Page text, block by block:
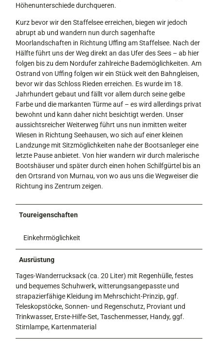
Höhenunterschiede durchqueren.
Kurz bevor wir den Staffelsee erreichen, biegen wir jedoch
abrupt ab und wandern nun durch sagenhafte
Moorlandschaften in Richtung Uffing am Staffelsee. Nach der
Hälfte führt uns der Weg direkt an das Ufer des Sees – ab hier
folgen bis zu dem Nordufer zahlreiche Bademöglichkeiten. Am
Ostrand von Uffing folgen wir ein Stück weit den Bahngleisen,
bevor wir das Schloss Rieden erreichen. Es wurde im 18.
Jahrhundert gebaut und fällt vor allem durch seine gelbe
Farbe und die markanten Türme auf – es wird allerdings privat
bewohnt und kann daher nicht besichtigt werden. Unser
aussichtsreicher Weiterweg führt uns nun inmitten weiter
Wiesen in Richtung Seehausen, wo sich auf einer kleinen
Landzunge mit Sitzmöglichkeiten nahe der Bootsanleger eine
letzte Pause anbietet. Von hier wandern wir durch malerische
Bootshäuser und später durch einen hohen Schilfgürtel bis an
den Ortsrand von Murnau, von wo aus uns die Wegweiser die
Richtung ins Zentrum zeigen.
Toureigenschaften
Einkehrmöglichkeit
Ausrüstung
Tages-Wanderrucksack (ca. 20 Liter) mit Regenhülle, festes
und bequemes Schuhwerk, witterungsangepasste und
strapazierfähige Kleidung im Mehrschicht-Prinzip, ggf.
Teleskopstöcke, Sonnen- und Regenschutz, Proviant und
Trinkwasser, Erste-Hilfe-Set, Taschenmesser, Handy, ggf.
Stirnlampe, Kartenmaterial